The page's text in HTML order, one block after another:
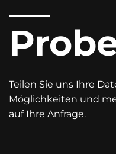
Teilen Sie uns Ihre
Möglichkeiten und
auf Ihre Anfrage.